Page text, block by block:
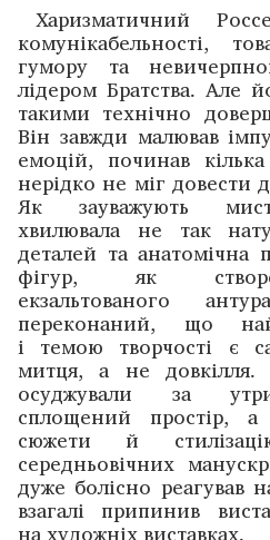
Харизматичний
комунікабельності,
гумору та
лідером Братства. Але
такими технічно
Він завжди малював
емоцій, починав
нерідко не міг довести
Як зауважують
хвилювала не так
деталей та анато­мічна
фігур, як
екзальтованого
переконаний, що
і темою творчості є
митця, а не
осуджу­вали за
сплощений простір,
сюжети й
середньовічних
дуже ­болісно реагував
взагалі припинив
на художніх виставках.